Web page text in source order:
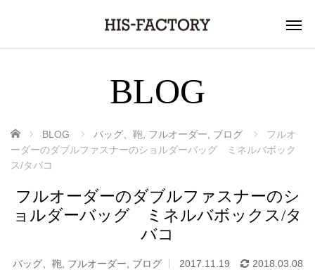
BLOG
ホーム BLOG バッグ、鞄 フルオーダー ブログ
フルオ
ーダーのダブルファスナーのショルダーバッグ ミネルバボック
ス/タバコ
フルオーダーのダブルファスナーのシ
ョルダーバッグ ミネルバボックス/タ
バコ
バッグ、鞄 フルオーダー ブログ 2017.11.19 2018.03.08